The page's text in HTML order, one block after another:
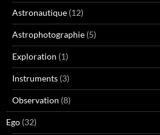
Astronautique (12)
Astrophotographie (5)
Exploration (1)
Instruments (3)
Observation (8)
Ego (32)